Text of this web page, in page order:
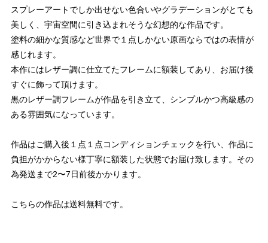
スプレーアートでしか出せない色合いやグラデーションがとても
美しく、宇宙空間に引き込まれそうな幻想的な作品です。
塗料の細かな質感など世界で１点しかない原画ならではの表情が
感じれます。
本作にはレザー調に仕立てたフレームに額装してあり、お届け後
すぐに飾って頂けます。
黒のレザー調フレームが作品を引き立て、シンプルかつ高級感の
ある雰囲気になっています。
作品はご購入後１点１点コンディションチェックを行い、作品に
負担がかからない様丁寧に額装した状態でお届け致します。その
為発送まで2〜7日前後かかります。
こちらの作品は送料無料です。